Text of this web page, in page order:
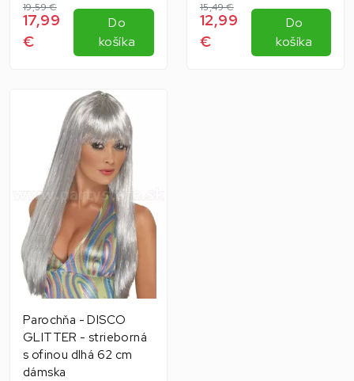
19,59 €
17,99
€
Do
košíka
15,49 €
12,99
€
Do
košíka
Parochňa - DISCO
GLITTER - strieborná
s ofinou dlhá 62 cm
dámska